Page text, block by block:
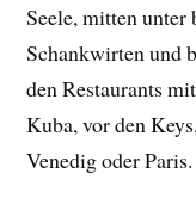
Seele, mitten unter
Schankwirten und
den Restaurants
Kuba, vor den
Venedig oder Paris.